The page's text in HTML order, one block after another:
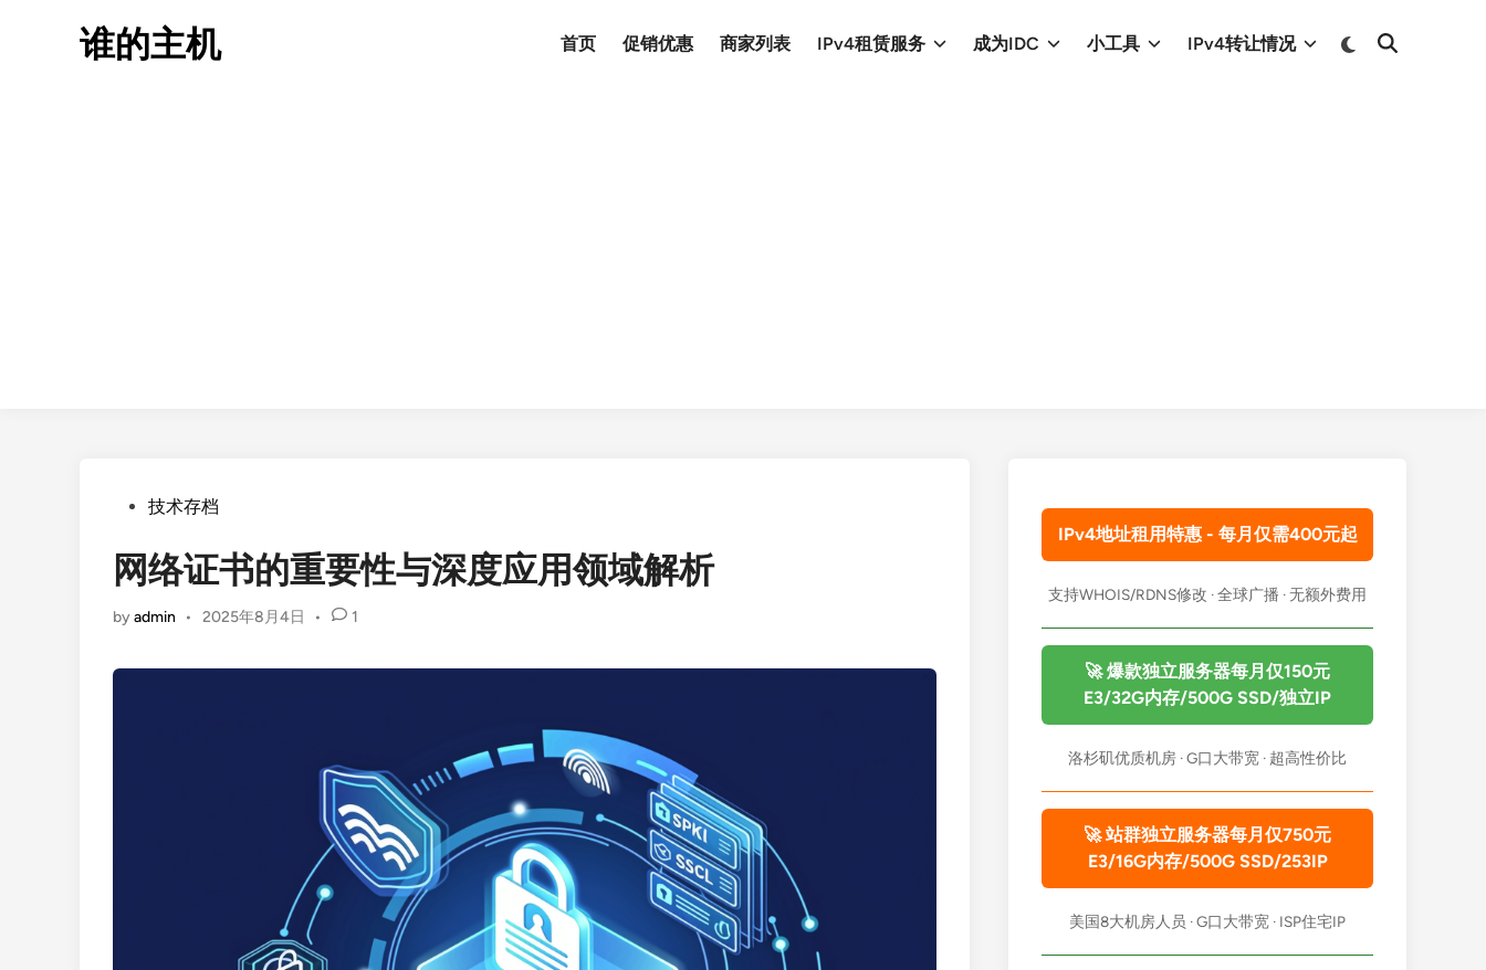
谁的主机 首页 促销优惠 商家列表 IPv4租赁服务 成为IDC 小工具 IPv4转让情况
Switch
Open
Posted技术存档
网络证书的重要性与深度应用领域解析
byadmin • 2025年8月4日 • 1
IPv4地址租用特惠 - 每月仅需400元起
支持WHOIS/RDNS修改 · 全球广播 · 无额外费用
🚀 爆款独立服务器每月仅150元
E3/32G内存/500G SSD/独立IP
洛杉矶优质机房 · G口大带宽 · 超高性价比
🚀 站群独立服务器每月仅750元
E3/16G内存/500G SSD/253IP
美国8大机房人员 · G口大带宽 · ISP住宅IP